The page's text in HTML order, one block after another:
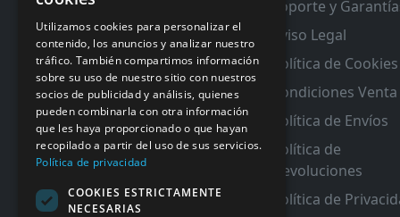
RMA y Garantias
Soporte y
Aviso Legal
Política de Cookies
Condiciones Venta
Política de Envíos
Política de
Devoluciones
Política de
Utilizamos cookies para personalizar el
contenido, los anuncios y analizar nuestro
tráfico. También compartimos información
sobre su uso de nuestro sitio con nuestros
socios de publicidad y análisis, quienes
pueden combinarla con otra información
que les haya proporcionado o que hayan
recopilado a partir del uso de sus servicios.
Política de privacidad
COOKIES ESTRICTAMENTE
NECESARIAS